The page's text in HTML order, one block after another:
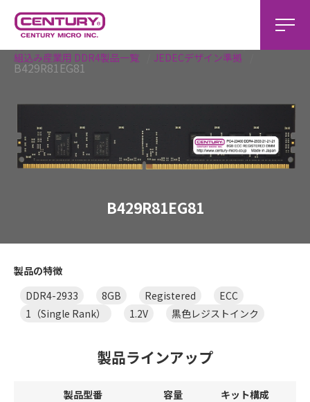
組込み産業用 DDR4製品一覧
JEDECデザイン準拠
B429R81EG81
B429R81EG81
製品の特徴
DDR4-2933
8GB Registered
ECC
1（Single Rank）
1.2V 黒色レジストインク
製品ラインアップ
製品型番 容量
キット構成